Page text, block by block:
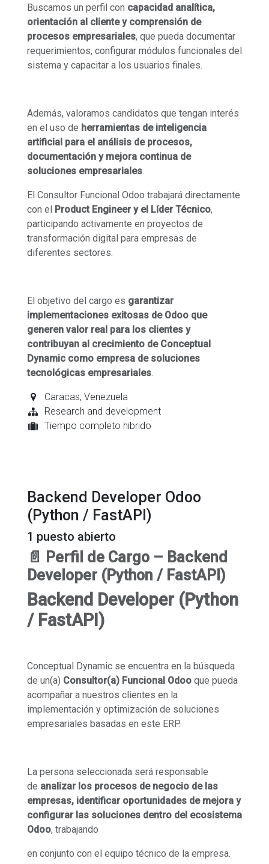
Buscamos un perfil con capacidad analítica,
orientación al cliente y comprensión de
procesos empresariales, que pueda documentar
requerimientos, configurar módulos funcionales del
sistema y capacitar a los usuarios finales.
Además, valoramos candidatos que tengan interés
en el uso de herramientas de inteligencia
artificial para el análisis de procesos,
documentación y mejora continua de
soluciones empresariales.
El Consultor Funcional Odoo trabajará directamente
con el Product Engineer y el Líder Técnico,
participando activamente en proyectos de
transformación digital para empresas de
diferentes sectores.
El objetivo del cargo es garantizar
implementaciones exitosas de Odoo que
generen valor real para los clientes y
contribuyan al crecimiento de Conceptual
Dynamic como empresa de soluciones
tecnológicas empresariales.
Caracas, Venezuela
Research and development
Tiempo completo hibrido
Backend Developer Odoo
(Python / FastAPI)
1 puesto abierto
📄 Perfil de Cargo – Backend
Developer (Python / FastAPI)
Backend Developer (Python
/ FastAPI)
Conceptual Dynamic se encuentra en la búsqueda
de un(a) Consultor(a) Funcional Odoo que pueda
acompañar a nuestros clientes en la
implementación y optimización de soluciones
empresariales basadas en este ERP.
La persona seleccionada será responsable
de analizar los procesos de negocio de las
empresas, identificar oportunidades de mejora y
configurar las soluciones dentro del ecosistema
Odoo, trabajando
en conjunto con el equipo técnico de la empresa.